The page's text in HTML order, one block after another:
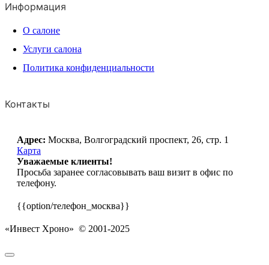
Информация
О салоне
Услуги салона
Политика конфиденциальности
Контакты
Адрес: Москва, Волгоградский проспект, 26, стр. 1
Карта
Уважаемые клиенты!
Просьба заранее согласовывать ваш визит в офис по
телефону.
{{option/телефон_москва}}
«Инвест Хроно» © 2001-2025